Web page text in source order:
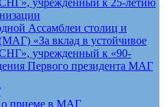
Ассамблеи столиц и
«За вклад в устойчивое
СНГ», учрежденный к «90-
Первого президента МАГ
о приеме в МАГ